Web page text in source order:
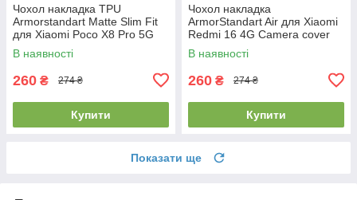
Чохол накладка TPU
Armorstandart Matte Slim Fit
для Xiaomi Poco X8 Pro 5G
Camera cover Black
(ARM90712)
В наявності
260 ₴ 274 ₴
Купити
Чохол накладка
ArmorStandart Air для Xiaomi
Redmi 16 4G Camera cover
Clear (ARM90955)
В наявності
260 ₴ 274 ₴
Купити
Показати ще